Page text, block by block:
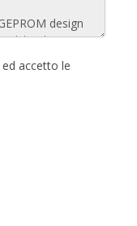
ed accetto le